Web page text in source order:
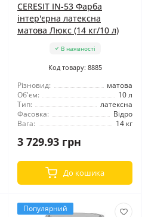
CERESIT IN-53 Фарба
інтер'єрна латексна
матова Люкс (14 кг/10 л)
В наявності
Код товару: 8885
Різновид:
матова
Об'єм:
10 л
Тип:
латексна
Фасовка:
Відро
Вага:
14 кг
3 729.93 грн
До кошика
Популярний